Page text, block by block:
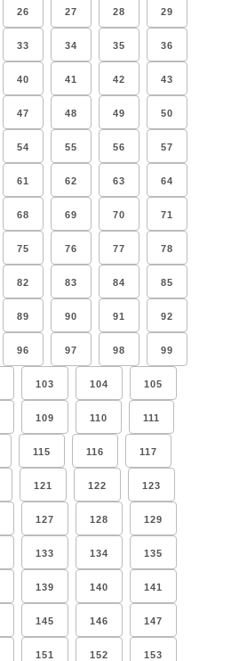
26 27 28 29
33 34 35 36
40 41 42 43
47 48 49 50
54 55 56 57
61 62 63 64
68 69 70 71
75 76 77 78
82 83 84 85
89 90 91 92
96 97 98 99
103 104 105
109 110 111
115 116 117
121 122 123
127 128 129
133 134 135
139 140 141
145 146 147
151 152 153